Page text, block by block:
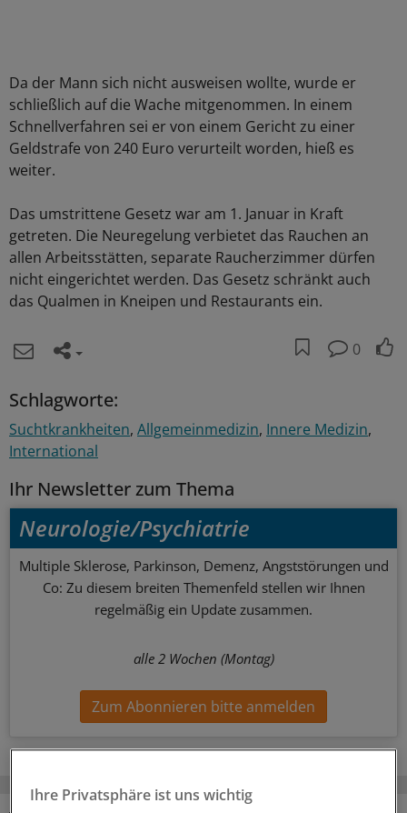
Da der Mann sich nicht ausweisen wollte, wurde er
schließlich auf die Wache mitgenommen. In einem
Schnellverfahren sei er von einem Gericht zu einer
Geldstrafe von 240 Euro verurteilt worden, hieß es
weiter.
Das umstrittene Gesetz war am 1. Januar in Kraft
getreten. Die Neuregelung verbietet das Rauchen an
allen Arbeitsstätten, separate Raucherzimmer dürfen
nicht eingerichtet werden. Das Gesetz schränkt auch
das Qualmen in Kneipen und Restaurants ein.
0
Schlagworte:
Suchtkrankheiten Allgemeinmedizin Innere Medizin
International
Ihr Newsletter zum Thema
Neurologie/Psychiatrie
Multiple Sklerose, Parkinson, Demenz, Angststörungen und
Co: Zu diesem breiten Themenfeld stellen wir Ihnen
regelmäßig ein Update zusammen.
alle 2 Wochen (Montag)
Zum Abonnieren bitte anmelden
Ihre Privatsphäre ist uns wichtig